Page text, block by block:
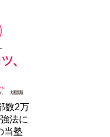
数2万
法に
当塾